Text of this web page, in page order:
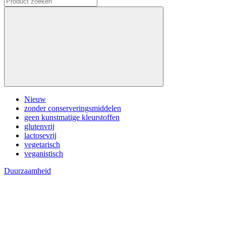
Nieuw
zonder conserveringsmiddelen
geen kunstmatige kleurstoffen
glutenvrij
lactosevrij
vegetarisch
veganistisch
Duurzaamheid